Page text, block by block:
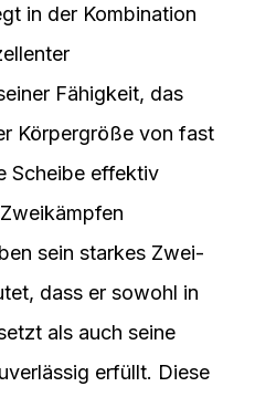
in der Kombination
Fähigkeit, das
Körpergröße von fast
Scheibe effektiv
sein starkes Zwei-
dass er sowohl in
als auch seine
erfüllt. Diese